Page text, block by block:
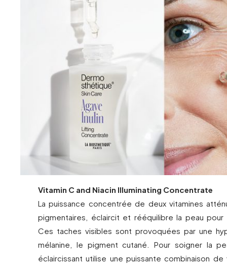
Vitamin C and Niacin Illuminating Concentrate
La puissance concentrée de deux vitamines
pigmentaires, éclaircit et rééquilibre la peau
Ces taches visibles sont provoquées par une
mélanine, le pigment cutané. Pour soigner la
éclaircissant utilise une puissante combinaison